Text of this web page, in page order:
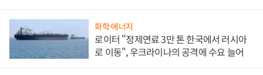
화학·에너지
로이터 "정제연료 3만 톤 한국에서 러시아
로 이동", 우크라이나의 공격에 수요 늘어